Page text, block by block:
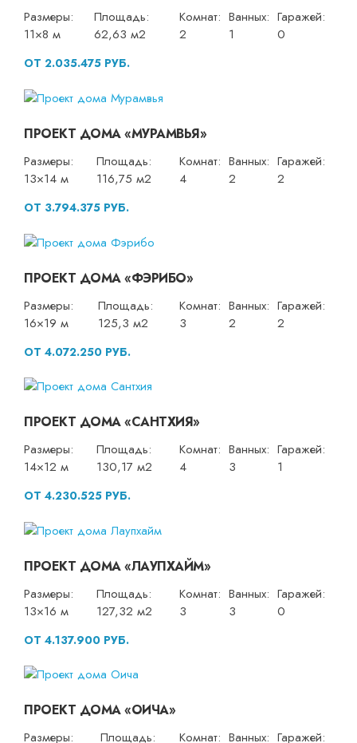
Размеры:
11×8 м
Площадь:
62,63 м2
Комнат:
2
Ванных:
1
Гаражей:
0
ОТ 2.035.475 РУБ.
ПРОЕКТ ДОМА «МУРАМВЬЯ»
Размеры:
13×14 м
Площадь:
116,75 м2
Комнат:
4
Ванных:
2
Гаражей:
2
ОТ 3.794.375 РУБ.
ПРОЕКТ ДОМА «ФЭРИБО»
Размеры:
16×19 м
Площадь:
125,3 м2
Комнат:
3
Ванных:
2
Гаражей:
2
ОТ 4.072.250 РУБ.
ПРОЕКТ ДОМА «САНТХИЯ»
Размеры:
14×12 м
Площадь:
130,17 м2
Комнат:
4
Ванных:
3
Гаражей:
1
ОТ 4.230.525 РУБ.
ПРОЕКТ ДОМА «ЛАУПХАЙМ»
Размеры:
13×16 м
Площадь:
127,32 м2
Комнат:
3
Ванных:
3
Гаражей:
0
ОТ 4.137.900 РУБ.
ПРОЕКТ ДОМА «ОИЧА»
Размеры:
Площадь:
Комнат: Ванных: Гаражей: